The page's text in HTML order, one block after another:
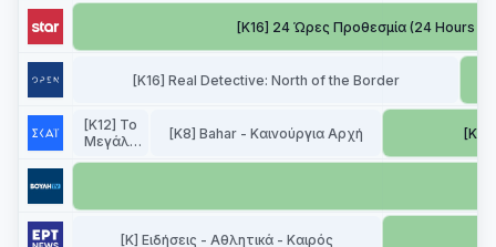
[K16] 24 Ώρες Προθεσμία (24 Hours to
[K16] Real Detective: North of the Border
[K12] Το
Μεγάλο
[K8] Bahar - Καινούργια Αρχή [K]
[K] Ειδήσεις - Αθλητικά - Καιρός